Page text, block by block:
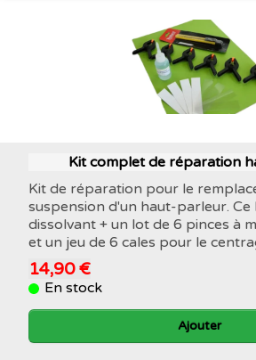
Kit complet de réparation
Kit de réparation pour le
suspension d'un haut-parleur. Ce
dissolvant + un lot de 6 pinces à
et un jeu de 6 cales pour le
14,90 €
En stock
Ajouter